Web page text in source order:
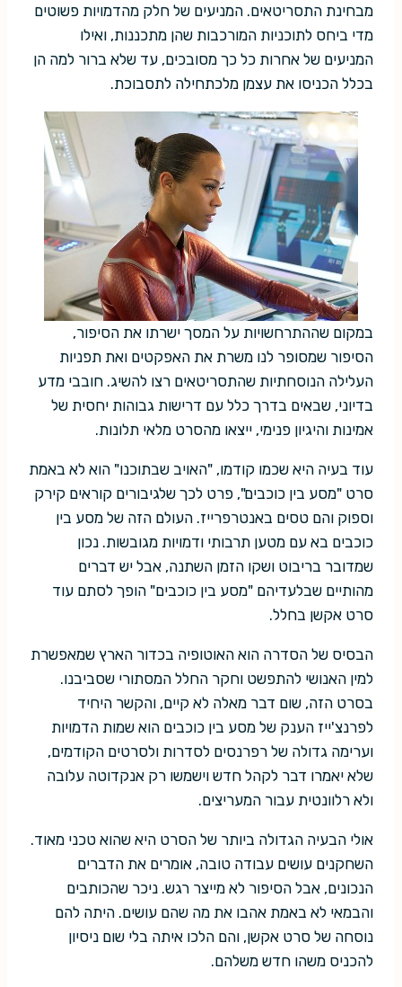
מבחינת התסריטאים. המניעים של חלק מהדמויות פשוטים
מדי ביחס לתוכניות המורכבות שהן מתכננות, ואילו
המניעים של אחרות כל כך מסובכים, עד שלא ברור למה הן
בכלל הכניסו את עצמן מלכתחילה לתסבוכת.
במקום שההתרחשויות על המסך ישרתו את הסיפור,
הסיפור שמסופר לנו משרת את האפקטים ואת תפניות
העלילה הנוסחתיות שהתסריטאים רצו להשיג. חובבי מדע
בדיוני, שבאים בדרך כלל עם דרישות גבוהות יחסית של
אמינות והיגיון פנימי, ייצאו מהסרט מלאי תלונות.
עוד בעיה היא שכמו קודמו, "האויב שבתוכנו" הוא לא באמת
סרט "מסע בין כוכבים", פרט לכך שלגיבורים קוראים קירק
וספוק והם טסים באנטרפרייז. העולם הזה של מסע בין
כוכבים בא עם מטען תרבותי ודמויות מגובשות. נכון
שמדובר בריבוט ושקו הזמן השתנה, אבל יש דברים
מהותיים שבלעדיהם "מסע בין כוכבים" הופך לסתם עוד
סרט אקשן בחלל.
הבסיס של הסדרה הוא האוטופיה בכדור הארץ שמאפשרת
למין האנושי להתפשט וחקר החלל המסתורי שסביבנו.
בסרט הזה, שום דבר מאלה לא קיים, והקשר היחיד
לפרנצ'ייז הענק של מסע בין כוכבים הוא שמות הדמויות
וערימה גדולה של רפרנסים לסדרות ולסרטים הקודמים,
שלא יאמרו דבר לקהל חדש וישמשו רק אנקדוטה עלובה
ולא רלוונטית עבור המעריצים.
אולי הבעיה הגדולה ביותר של הסרט היא שהוא טכני מאוד.
השחקנים עושים עבודה טובה, אומרים את הדברים
הנכונים, אבל הסיפור לא מייצר רגש. ניכר שהכותבים
והבמאי לא באמת אהבו את מה שהם עושים. היתה להם
נוסחה של סרט אקשן, והם הלכו איתה בלי שום ניסיון
להכניס משהו חדש משלהם.